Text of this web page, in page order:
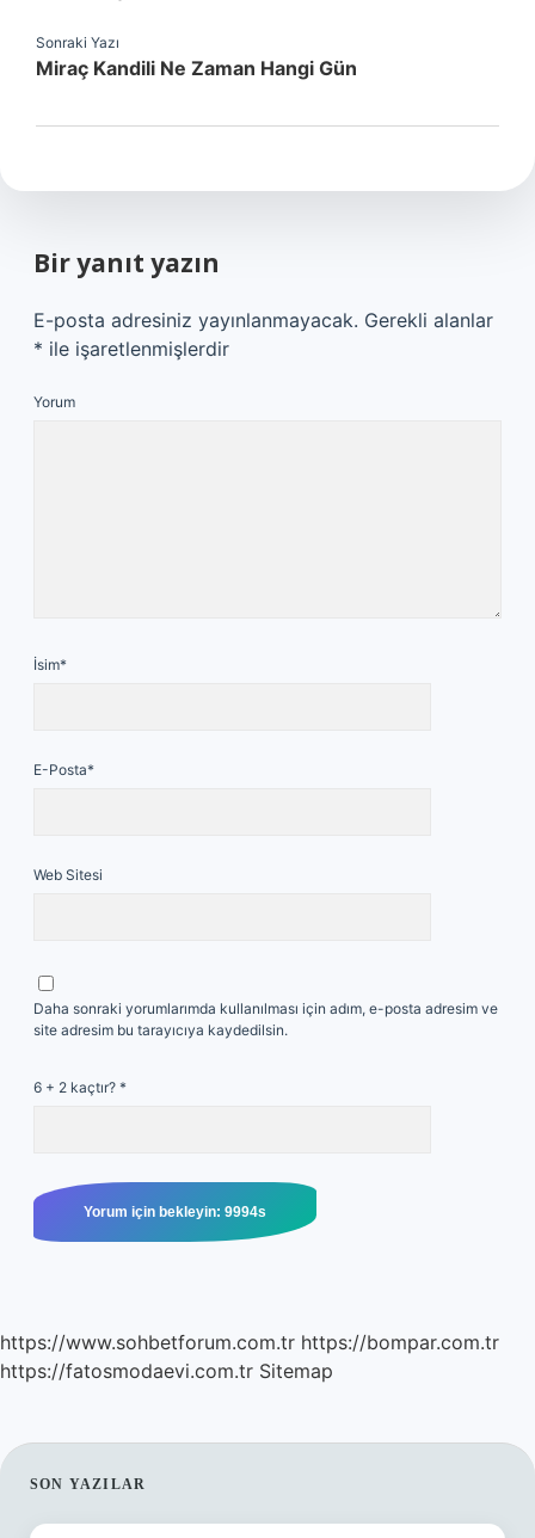
Sonraki Yazı
Miraç Kandili Ne Zaman Hangi Gün
Bir yanıt yazın
E-posta adresiniz yayınlanmayacak. Gerekli alanlar
* ile işaretlenmişlerdir
Yorum
İsim*
E-Posta*
Web Sitesi
Daha sonraki yorumlarımda kullanılması için adım, e-posta adresim ve
site adresim bu tarayıcıya kaydedilsin.
6 + 2 kaçtır? *
https://www.sohbetforum.com.tr https://bompar.com.tr
https://fatosmodaevi.com.tr Sitemap
SIDEBAR
SON YAZILAR